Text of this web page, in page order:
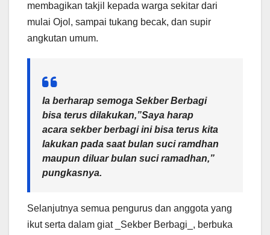
membagikan takjil kepada warga sekitar dari
mulai Ojol, sampai tukang becak, dan supir
angkutan umum.
Ia berharap semoga Sekber Berbagi
bisa terus dilakukan,”Saya harap
acara sekber berbagi ini bisa terus kita
lakukan pada saat bulan suci ramdhan
maupun diluar bulan suci ramadhan,”
pungkasnya.
Selanjutnya semua pengurus dan anggota yang
ikut serta dalam giat _Sekber Berbagi_, berbuka